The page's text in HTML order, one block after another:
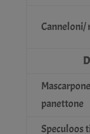
Canneloni/
panettone
Speculoos